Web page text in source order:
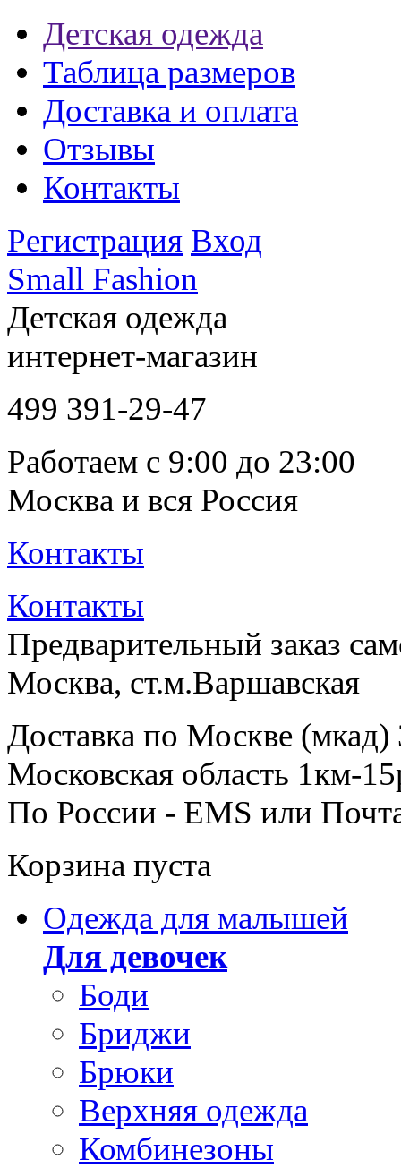
Детская одежда
Таблица размеров
Доставка и оплата
Отзывы
Контакты
Регистрация Вход
Small Fashion
Детская одежда
интернет-магазин
499 391-29-47
Работаем с 9:00 до 23:00
Москва и вся Россия
Контакты
Контакты
Предварительный заказ
Москва, ст.м.Варшавская
Доставка по Москве (мкад)
Московская область 1км-
По России - EMS или
Корзина пуста
Одежда для малышей
Для девочек
Боди
Бриджи
Брюки
Верхняя одежда
Комбинезоны